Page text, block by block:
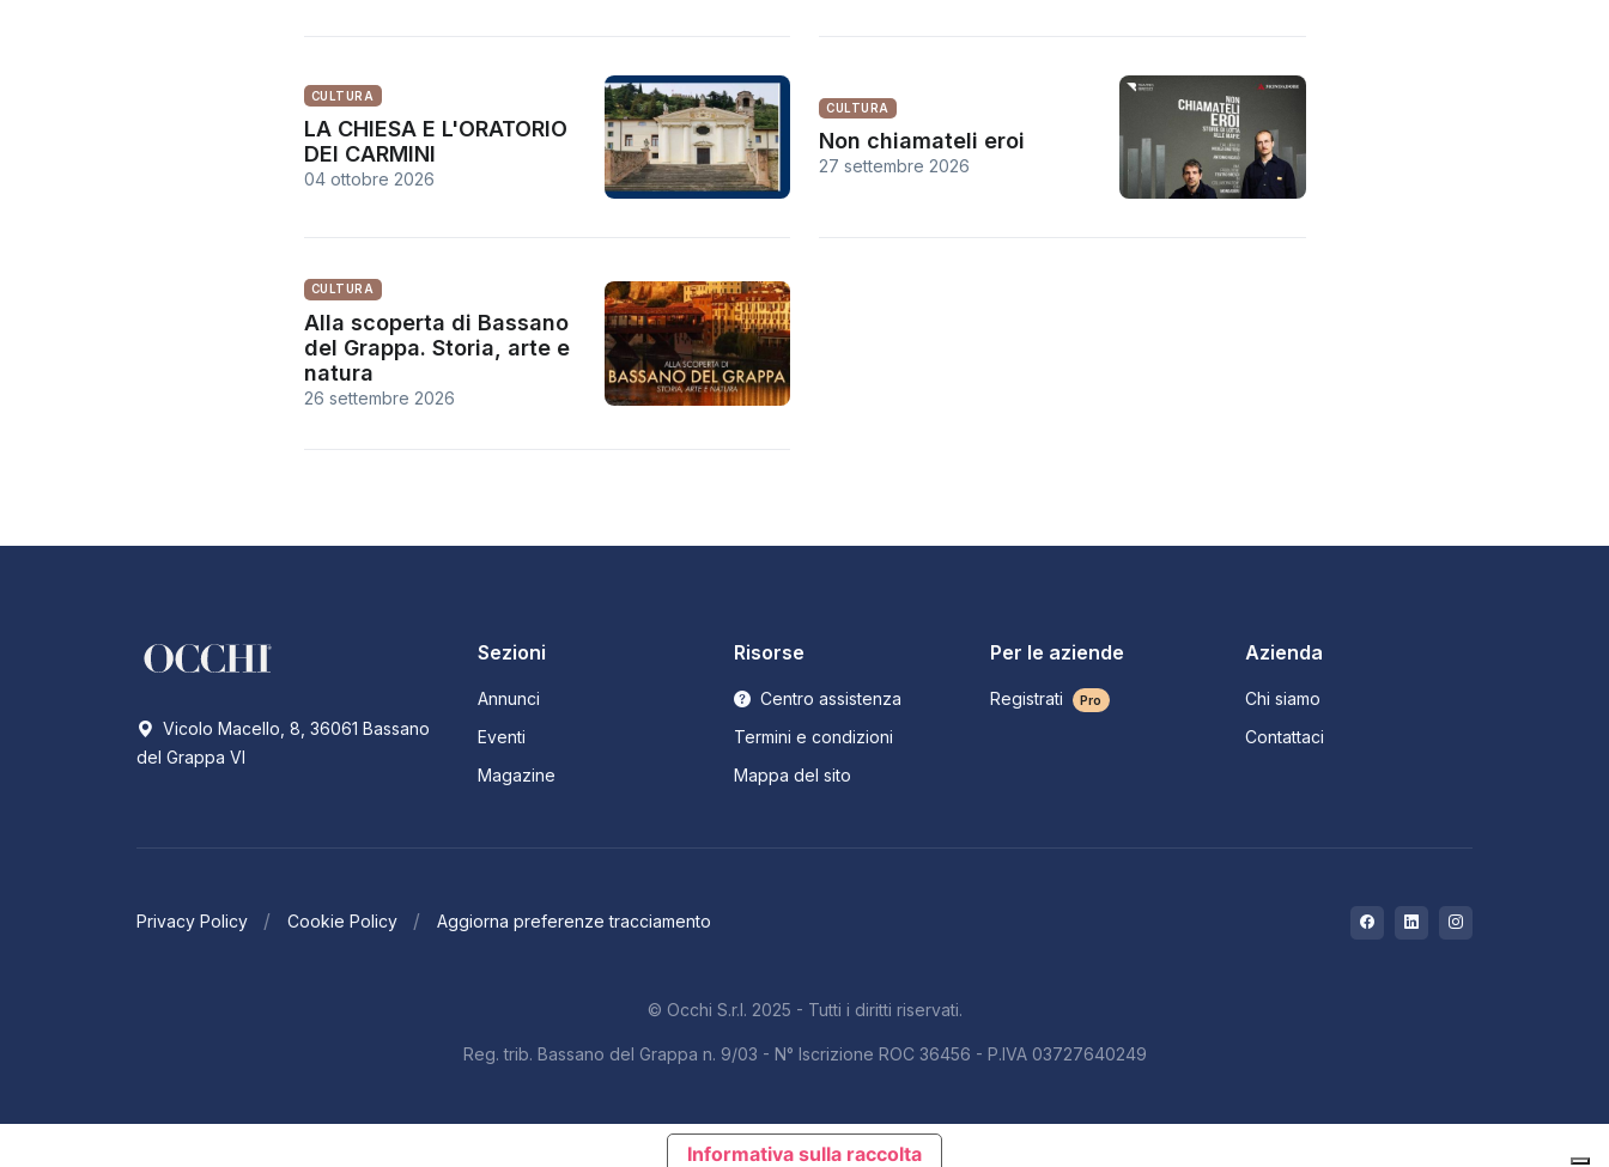
CULTURA
LA CHIESA E L'ORATORIO
DEI CARMINI
04 ottobre 2026
CULTURA
Non chiamateli eroi
27 settembre 2026
CULTURA
Alla scoperta di Bassano
del Grappa. Storia, arte e
natura
26 settembre 2026
Vicolo Macello, 8, 36061 Bassano
del Grappa VI
Sezioni
Annunci
Eventi
Magazine
Risorse
Centro assistenza
Termini e condizioni
Mappa del sito
Per le aziende
Registrati Pro
Azienda
Chi siamo
Contattaci
Privacy Policy Cookie Policy Aggiorna preferenze tracciamento
© Occhi S.r.l. 2025 - Tutti i diritti riservati.
Reg. trib. Bassano del Grappa n. 9/03 - N° Iscrizione ROC 36456 - P.IVA 03727640249
Informativa sulla raccolta